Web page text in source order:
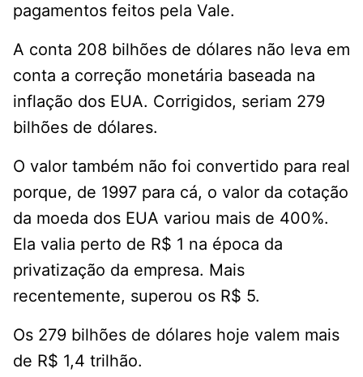
pagamentos feitos pela Vale.
A conta 208 bilhões de dólares não leva em
conta a correção monetária baseada na
inflação dos EUA. Corrigidos, seriam 279
bilhões de dólares.
O valor também não foi convertido para real
porque, de 1997 para cá, o valor da cotação
da moeda dos EUA variou mais de 400%.
Ela valia perto de R$ 1 na época da
privatização da empresa. Mais
recentemente, superou os R$ 5.
Os 279 bilhões de dólares hoje valem mais
de R$ 1,4 trilhão.